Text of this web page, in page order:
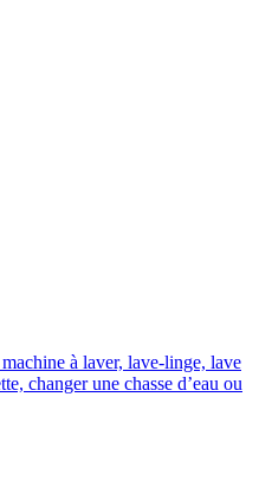
à laver, lave-linge, lave
changer une chasse d’eau ou